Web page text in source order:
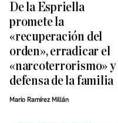
De la Espriella
promete la
«recuperación del
orden», erradicar el
«narcoterrorismo» y
defensa de la familia
Mario Ramírez Millán